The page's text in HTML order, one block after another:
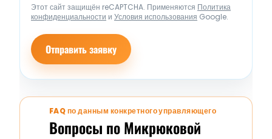
Этот сайт защищён reCAPTCHA. Применяются Политика
конфиденциальности и Условия использования Google.
Отправить заявку
FAQ по данным конкретного управляющего
Вопросы по Микрюковой